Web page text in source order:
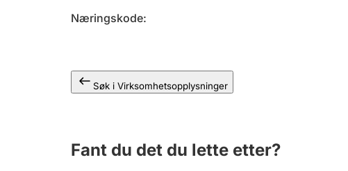
Næringskode
Søk i Virksomhetsopplysninger
Fant du det du lette etter?